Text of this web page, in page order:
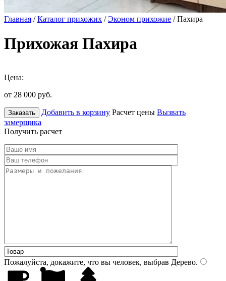
Главная /Каталог прихожих /Эконом прихожие / Пахира
Прихожая Пахира
Цена:
от 28 000 руб.
Заказать Добавить в корзину Расчет цены Вызвать
замерщика
Получить расчет
Пожалуйста, докажите, что вы человек, выбрав Дерево.